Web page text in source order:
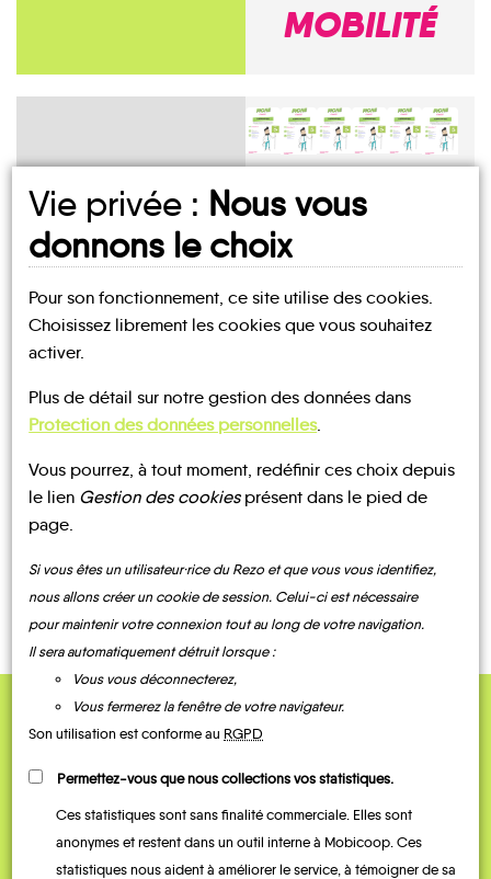
MOBILITÉ
Mes
fiches
MOBILITÉ
Combloux
Les
Montjoie
Cordon Domancy
Passy
sur-
Saint-
les-
Bains
Sallanches
UN AVIS, UN TÉMOIGNAGE
À PARTAGER ?
CONTACTEZ-NOUS !
QUELQUES
Témoignages
Vie privée : Nous vous
donnons le choix
Pour son fonctionnement, ce site utilise des cookies.
Choisissez librement les cookies que vous souhaitez
activer.
Plus de détail sur notre gestion des données dans
Protection des données personnelles.
Vous pourrez, à tout moment, redéfinir ces choix depuis
le lien Gestion des cookiesprésent dans le pied de
page.
Si vous êtes un utilisateur·rice du Rezo et que vous vous identifiez,
nous allons créer un cookie de session. Celui-ci est nécessaire
pour maintenir votre connexion tout au long de votre navigation.
Il sera automatiquement détruit lorsque :
Vous vous déconnecterez,
Vous fermerez la fenêtre de votre navigateur.
Son utilisation est conforme au RGPD
Permettez-vous que nous collections vos statistiques.
Ces statistiques sont sans finalité commerciale. Elles sont
anonymes et restent dans un outil interne à Mobicoop. Ces
statistiques nous aident à améliorer le service, à témoigner de sa